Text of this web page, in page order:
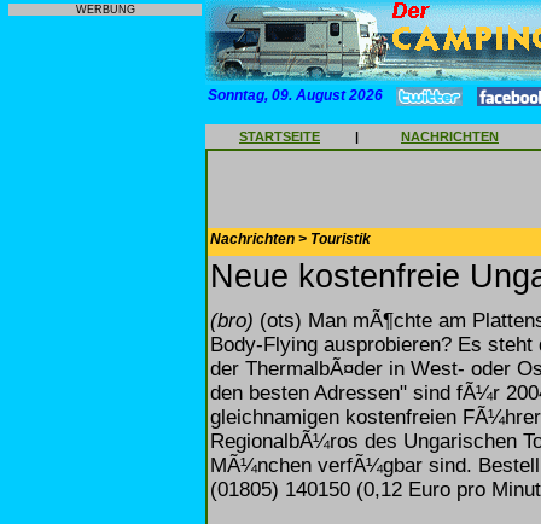
WERBUNG
Sonntag, 09. August 2026
STARTSEITE | NACHRICHTEN
Nachrichten > Touristik
Neue kostenfreie
(bro) (ots) Man mÃ¶chte am
Body-Flying ausprobieren? Es
der ThermalbÃ¤der in West- oder
den besten Adressen" sind fÃ¼r
gleichnamigen kostenfreien
RegionalbÃ¼ros des Ungarischen
MÃ¼nchen verfÃ¼gbar sind.
(01805) 140150 (0,12 Euro pro